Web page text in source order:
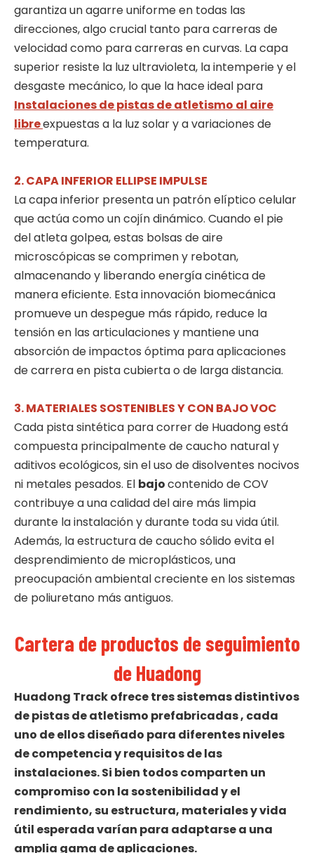
garantiza un agarre uniforme en todas las
direcciones, algo crucial tanto para carreras de
velocidad como para carreras en curvas. La capa
superior resiste la luz ultravioleta, la intemperie y el
desgaste mecánico, lo que la hace ideal para
Instalaciones de pistas de atletismo al aire
libreexpuestas a la luz solar y a variaciones de
temperatura.
2. CAPA INFERIOR ELLIPSE IMPULSE
La capa inferior presenta un patrón elíptico celular
que actúa como un cojín dinámico. Cuando el pie
del atleta golpea, estas bolsas de aire
microscópicas se comprimen y rebotan,
almacenando y liberando energía cinética de
manera eficiente. Esta innovación biomecánica
promueve un despegue más rápido, reduce la
tensión en las articulaciones y mantiene una
absorción de impactos óptima para aplicaciones
de carrera en pista cubierta o de larga distancia.
3. MATERIALES SOSTENIBLES Y CON BAJO VOC
Cada pista sintética para correr de Huadong está
compuesta principalmente de caucho natural y
aditivos ecológicos, sin el uso de disolventes nocivos
ni metales pesados. El bajocontenido de COV
contribuye a una calidad del aire más limpia
durante la instalación y durante toda su vida útil.
Además, la estructura de caucho sólido evita el
desprendimiento de microplásticos, una
preocupación ambiental creciente en los sistemas
de poliuretano más antiguos.
Cartera de productos de seguimiento
de Huadong
Huadong Track ofrece tres sistemas distintivos
de pistas de atletismo prefabricadas, cada
uno de ellos diseñado para diferentes niveles
de competencia y requisitos de las
instalaciones. Si bien todos comparten un
compromiso con la sostenibilidad y el
rendimiento, su estructura, materiales y vida
útil esperada varían para adaptarse a una
amplia gama de aplicaciones.